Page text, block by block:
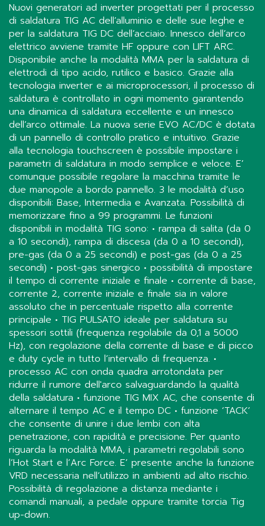
Nuovi generatori ad inverter progettati per il processo
di saldatura TIG AC dell’alluminio e delle sue leghe e
per la saldatura TIG DC dell’acciaio. Innesco dell’arco
elettrico avviene tramite HF oppure con LIFT ARC.
Disponibile anche la modalità MMA per la saldatura di
elettrodi di tipo acido, rutilico e basico. Grazie alla
tecnologia inverter e ai microprocessori, il processo di
saldatura è controllato in ogni momento garantendo
una dinamica di saldatura eccellente e un innesco
dell’arco ottimale. La nuova serie EVO AC/DC è dotata
di un pannello di controllo pratico e intuitivo. Grazie
alla tecnologia touchscreen è possibile impostare i
parametri di saldatura in modo semplice e veloce. E’
comunque possibile regolare la macchina tramite le
due manopole a bordo pannello. 3 le modalità d’uso
disponibili: Base, Intermedia e Avanzata. Possibilità di
memorizzare fino a 99 programmi. Le funzioni
disponibili in modalità TIG sono: • rampa di salita (da 0
a 10 secondi), rampa di discesa (da 0 a 10 secondi),
pre-gas (da 0 a 25 secondi) e post-gas (da 0 a 25
secondi) • post-gas sinergico • possibilità di impostare
il tempo di corrente iniziale e finale • corrente di base,
corrente 2, corrente iniziale e finale sia in valore
assoluto che in percentuale rispetto alla corrente
principale • TIG PULSATO ideale per saldatura su
spessori sottili (frequenza regolabile da 0,1 a 5000
Hz), con regolazione della corrente di base e di picco
e duty cycle in tutto l’intervallo di frequenza. •
processo AC con onda quadra arrotondata per
ridurre il rumore dell'arco salvaguardando la qualità
della saldatura • funzione TIG MIX AC, che consente di
alternare il tempo AC e il tempo DC • funzione ‘TACK’
che consente di unire i due lembi con alta
penetrazione, con rapidità e precisione. Per quanto
riguarda la modalità MMA, i parametri regolabili sono
l’Hot Start e l’Arc Force. E’ presente anche la funzione
VRD necessaria nell’utilizzo in ambienti ad alto rischio.
Possibilità di regolazione a distanza mediante i
comandi manuali, a pedale oppure tramite torcia Tig
up-down.